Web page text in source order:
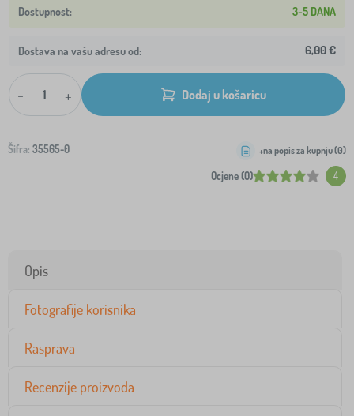
3-5 DANA
Dostava na vašu adresu od: 6,00 €
- + Dodaj u košaricu
Šifra: 35565-0
Ocjene (0) 4
+na popis za kupnju (0)
Opis
Fotografije korisnika
Rasprava
Recenzije proizvoda